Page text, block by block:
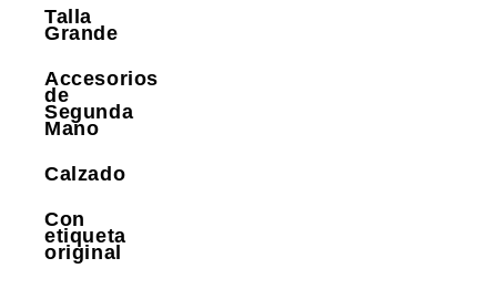
Talla
Grande
Accesorios
de
Segunda
Mano
Calzado
Con
etiqueta
original